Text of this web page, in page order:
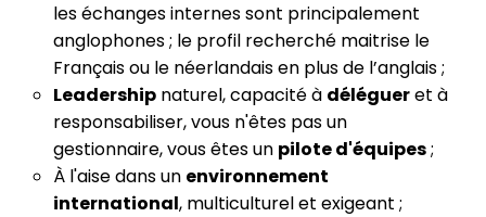
les échanges internes sont principalement
anglophones ; le profil recherché maitrise le
Français ou le néerlandais en plus de l’anglais ;
Leadershipnaturel, capacité à délégueret à
responsabiliser, vous n'êtes pas un
gestionnaire, vous êtes un pilote d'équipes;
À l'aise dans un environnement
international, multiculturel et exigeant ;